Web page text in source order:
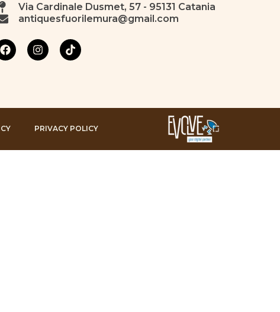
Via Cardinale Dusmet, 57 - 95131 Catania
antiquesfuorilemura@gmail.com
PRIVACY POLICY